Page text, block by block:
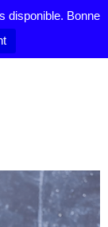
disponible. Bonne